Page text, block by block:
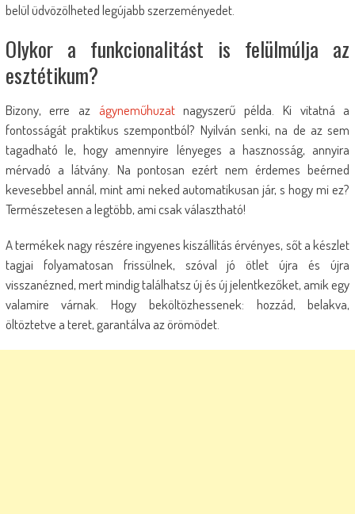
belül üdvözölheted legújabb szerzeményedet.
Olykor a funkcionalitást is felülmúlja az
esztétikum?
Bizony, erre az ágyneműhuzatnagyszerű példa. Ki vitatná a
fontosságát praktikus szempontból? Nyilván senki, na de az sem
tagadható le, hogy amennyire lényeges a hasznosság, annyira
mérvadó a látvány. Na pontosan ezért nem érdemes beérned
kevesebbel annál, mint ami neked automatikusan jár, s hogy mi ez?
Természetesen a legtöbb, ami csak választható!
A termékek nagy részére ingyenes kiszállítás érvényes, sőt a készlet
tagjai folyamatosan frissülnek, szóval jó ötlet újra és újra
visszanézned, mert mindig találhatsz új és új jelentkezőket, amik egy
valamire várnak. Hogy beköltözhessenek: hozzád, belakva,
öltöztetve a teret, garantálva az örömödet.